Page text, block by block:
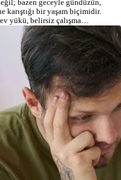
bazen geceyle gündüzün,
karıştığı bir yaşam biçimidir.
yükü, belirsiz çalışma…